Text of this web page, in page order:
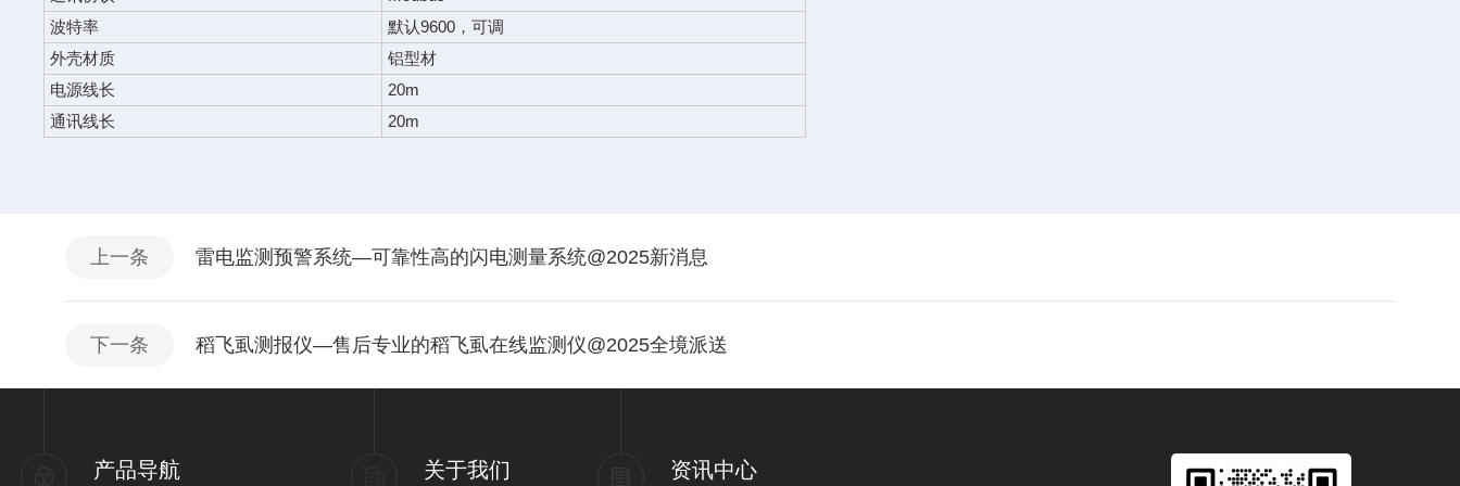
波特率
默认9600，可调
外壳材质
铝型材
电源线长
20m
通讯线长
20m
上一条 雷电监测预警系统—可靠性高的闪电测量系统@2025新消息
下一条 稻飞虱测报仪—售后专业的稻飞虱在线监测仪@2025全境派送
产品导航 关于我们 资讯中心